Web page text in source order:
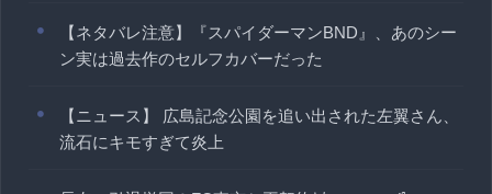
【ネタバレ注意】『スパイダーマンBND』、あのシー
ン実は過去作のセルフカバーだった
【ニュース】 広島記念公園を追い出された左翼さん、
流石にキモすぎて炎上